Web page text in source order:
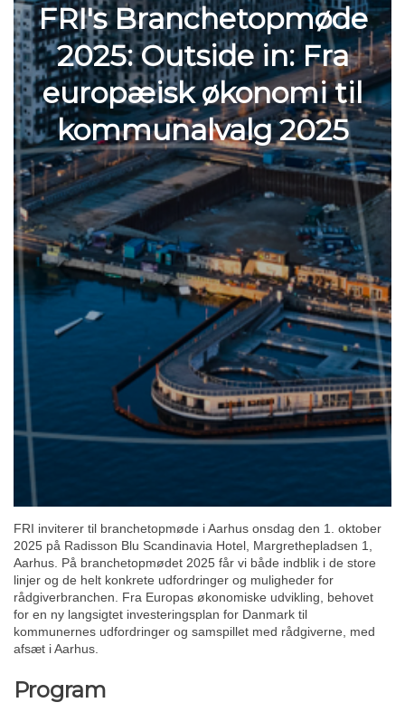
FRI's Branchetopmøde
2025: Outside in: Fra
europæisk økonomi til
kommunalvalg 2025
FRI inviterer til branchetopmøde i Aarhus onsdag den 1. oktober
2025 på Radisson Blu Scandinavia Hotel, Margrethepladsen 1,
Aarhus. På branchetopmødet 2025 får vi både indblik i de store
linjer og de helt konkrete udfordringer og muligheder for
rådgiverbranchen. Fra Europas økonomiske udvikling, behovet
for en ny langsigtet investeringsplan for Danmark til
kommunernes udfordringer og samspillet med rådgiverne, med
afsæt i Aarhus.
Program